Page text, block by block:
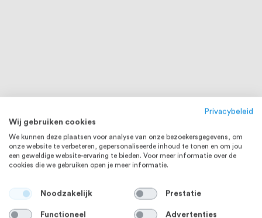
Privacybeleid
Wij gebruiken cookies
We kunnen deze plaatsen voor analyse van onze bezoekersgegevens, om
onze website te verbeteren, gepersonaliseerde inhoud te tonen en om jou
een geweldige website-ervaring te bieden. Voor meer informatie over de
cookies die we gebruiken open je meer informatie.
Noodzakelijk Prestatie
Functioneel Advertenties